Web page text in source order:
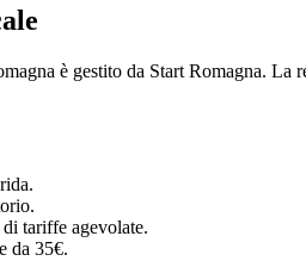
è gestito da Start Romagna. La
tariffe agevolate.
da 35€.